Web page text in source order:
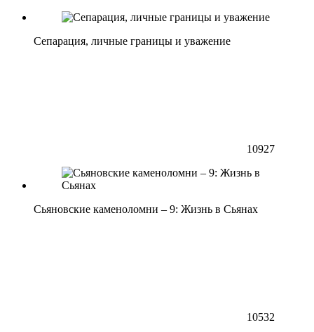
Сепарация, личные границы и уважение
10927
Сьяновские каменоломни – 9: Жизнь в Сьянах
10532